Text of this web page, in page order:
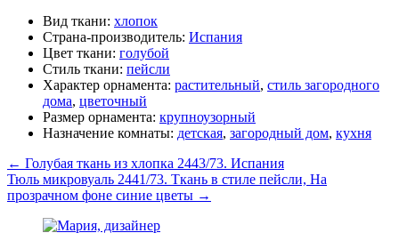
Вид ткани: хлопок
Страна-производитель: Испания
Цвет ткани: голубой
Стиль ткани: пейсли
Характер орнамента: растительный, стиль загородного
дома, цветочный
Размер орнамента: крупноузорный
Назначение комнаты: детская, загородный дом, кухня
← Голубая ткань из хлопка 2443/73. Испания
Тюль микровуаль 2441/73. Ткань в стиле пейсли, На
прозрачном фоне синие цветы →